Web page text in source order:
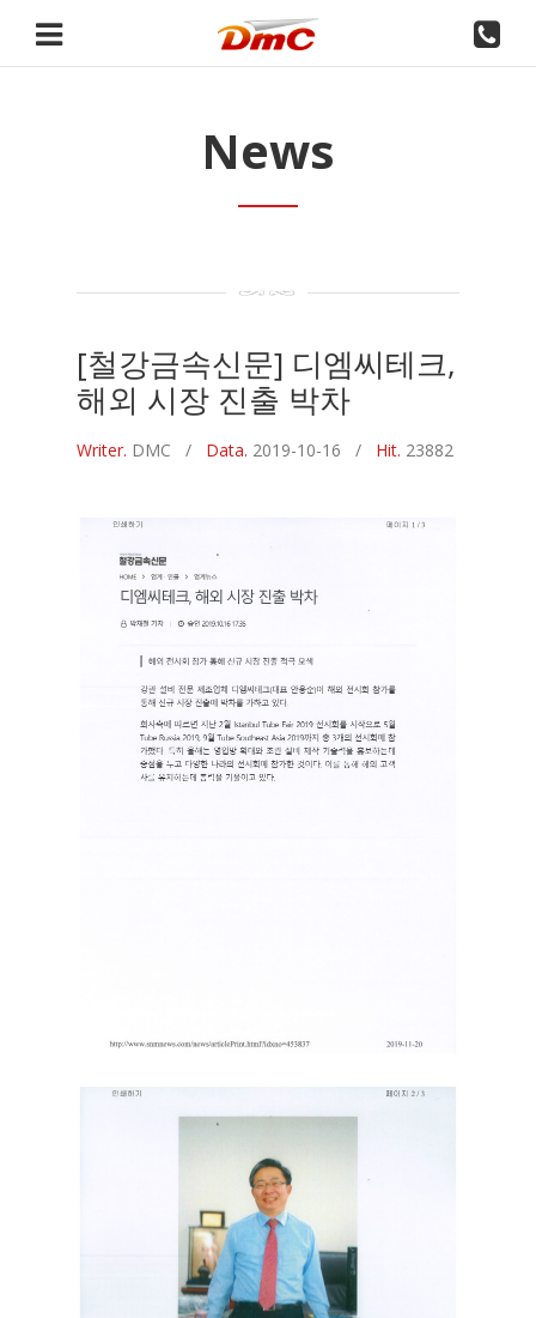
News
[철강금속신문] 디엠씨테크,
해외 시장 진출 박차
Writer. DMC / Data. 2019-10-16 / Hit. 23882